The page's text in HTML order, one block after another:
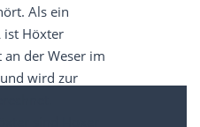
Als ein
ist Höxter
an der Weser im
wird zur